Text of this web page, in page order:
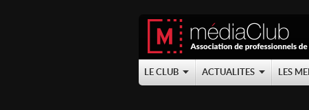
LE CLUB ACTUALITES LES